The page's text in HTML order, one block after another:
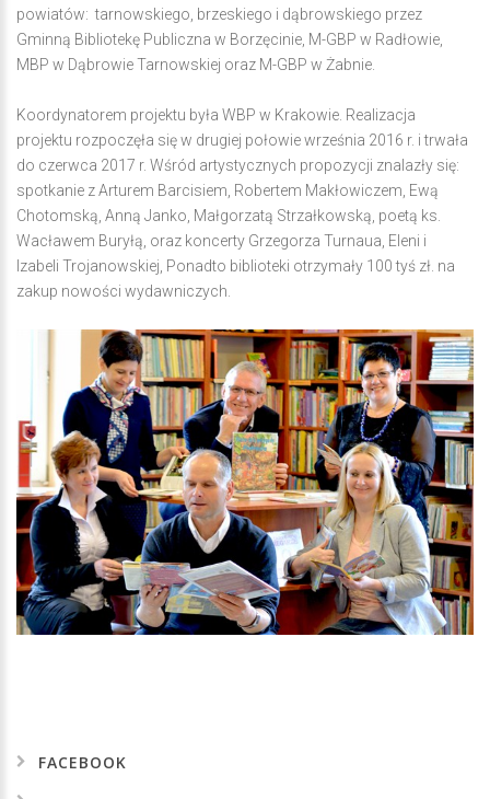
powiatów: tarnowskiego, brzeskiego i dąbrowskiego przez
Gminną Bibliotekę Publiczna w Borzęcinie, M-GBP w Radłowie,
MBP w Dąbrowie Tarnowskiej oraz M-GBP w Żabnie.
Koordynatorem projektu była WBP w Krakowie. Realizacja
projektu rozpoczęła się w drugiej połowie września 2016 r. i trwała
do czerwca 2017 r. Wśród artystycznych propozycji znalazły się:
spotkanie z Arturem Barcisiem, Robertem Makłowiczem, Ewą
Chotomską, Anną Janko, Małgorzatą Strzałkowską, poetą ks.
Wacławem Buryłą, oraz koncerty Grzegorza Turnaua, Eleni i
Izabeli Trojanowskiej, Ponadto biblioteki otrzymały 100 tyś zł. na
zakup nowości wydawniczych.
FACEBOOK